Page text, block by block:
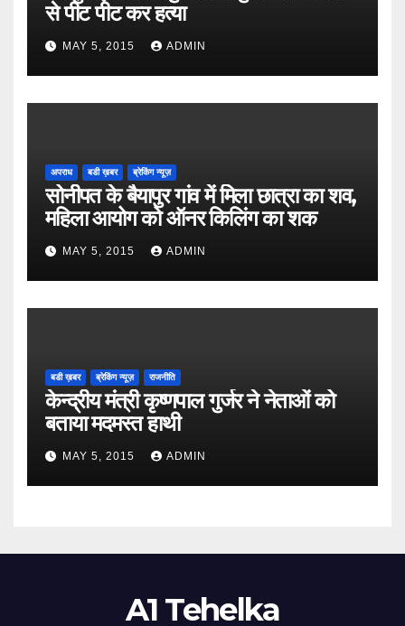
से पीट पीट कर हत्या
MAY 5, 2015 ADMIN
अपराध बडी ख़बर ब्रेकिंग न्यूज़
सोनीपत के बैयापुर गांव में मिला छात्रा का शव,
महिला आयोग को ऑनर किलिंग का शक
MAY 5, 2015 ADMIN
बडी ख़बर ब्रेकिंग न्यूज़ राजनीति
केन्द्रीय मंत्री कृष्णपाल गुर्जर ने नेताओं को
बताया मदमस्त हाथी
MAY 5, 2015 ADMIN
A1 Tehelka